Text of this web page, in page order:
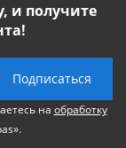
и получите
на обработку